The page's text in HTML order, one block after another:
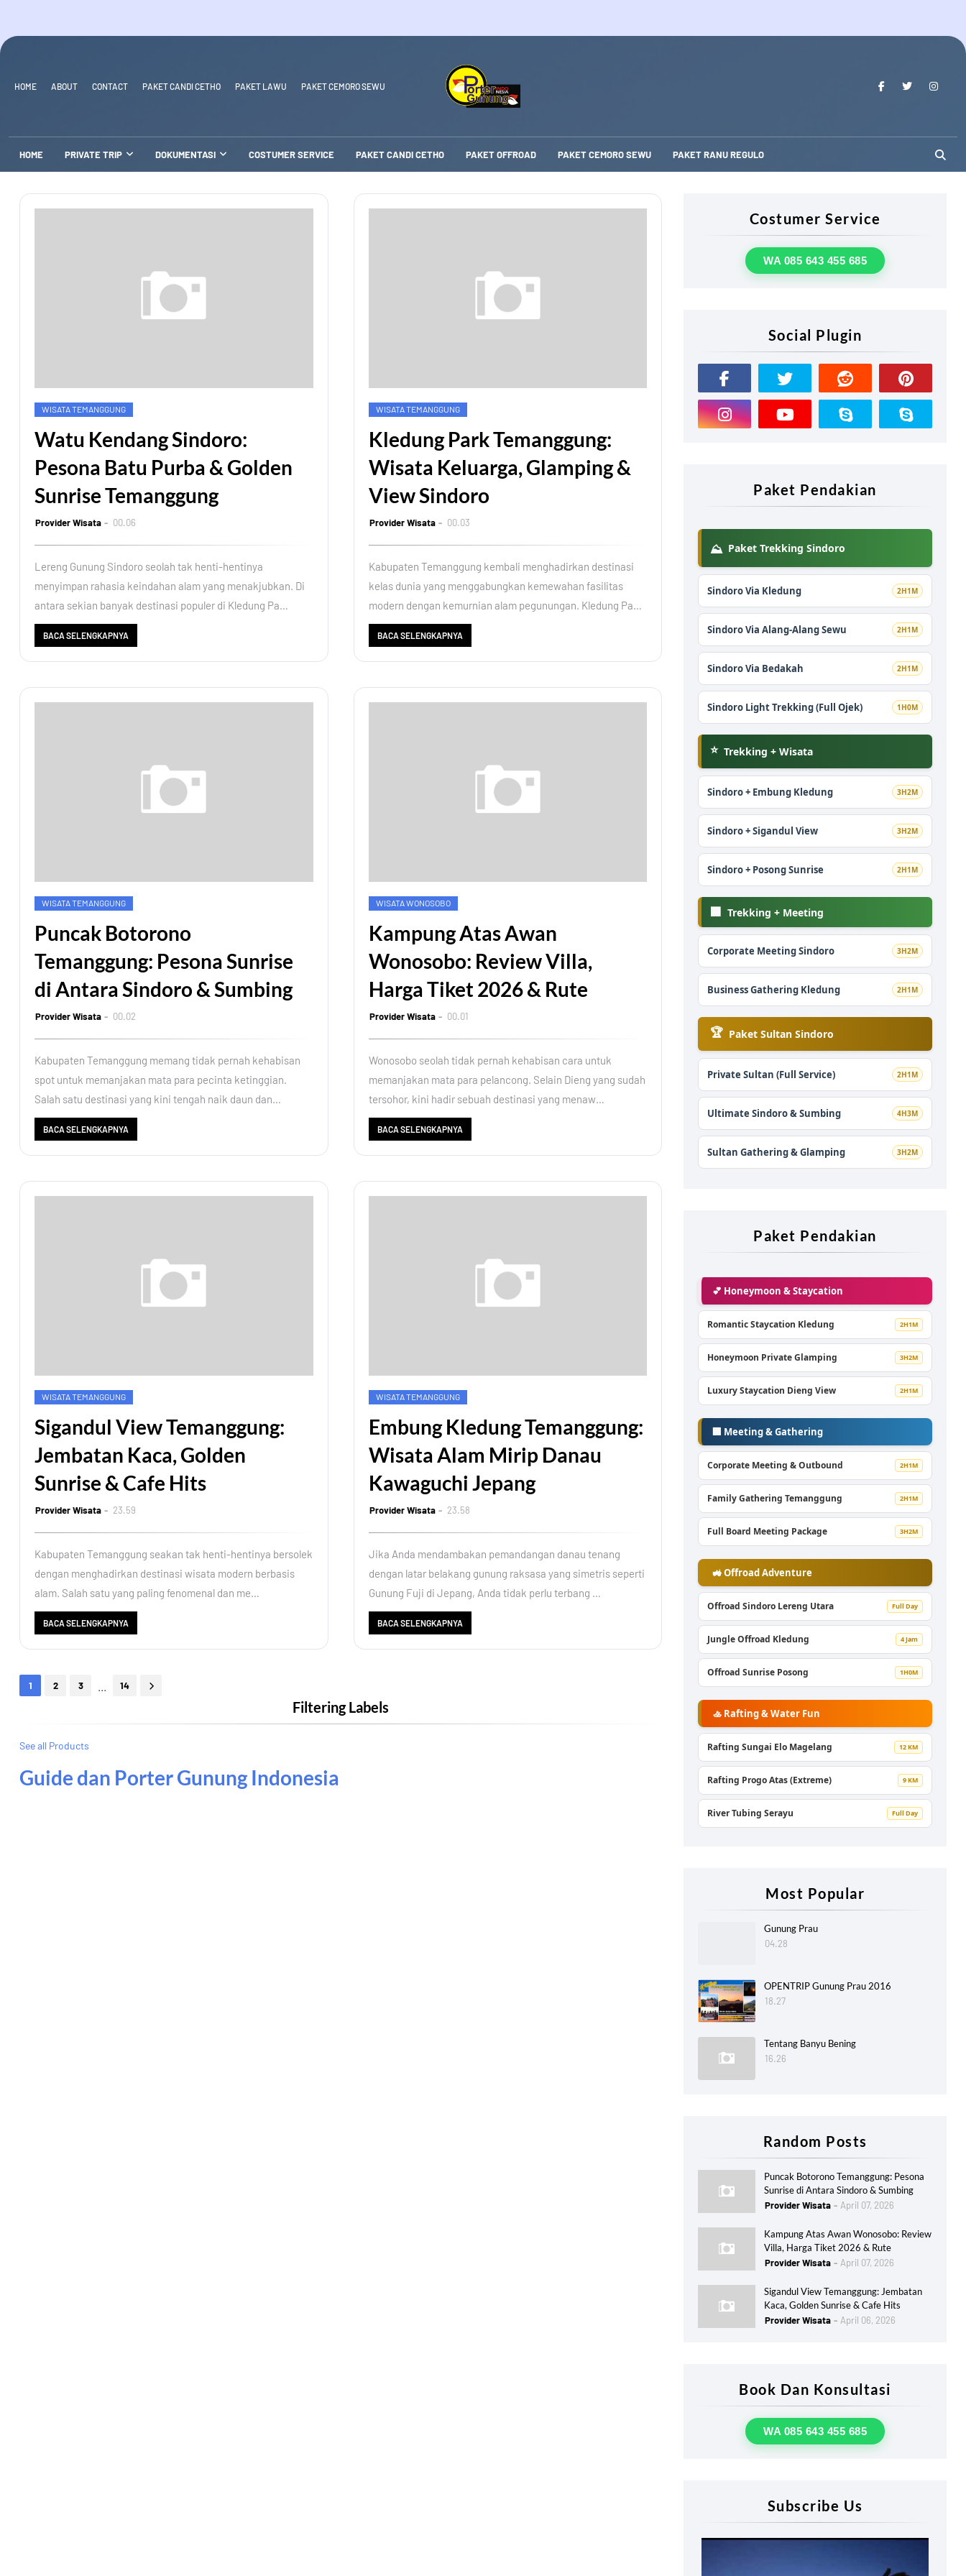
HOME ABOUT CONTACT PAKET CANDI CETHO PAKET LAWU PAKET CEMORO SEWU
HOME PRIVATE TRIP DOKUMENTASI COSTUMER SERVICE PAKET CANDI CETHO PAKET OFFROAD PAKET CEMORO SEWU PAKET RANU REGULO
WISATA TEMANGGUNG
Watu Kendang Sindoro:
Pesona Batu Purba & Golden
Sunrise Temanggung
Provider Wisata 00.06
Lereng Gunung Sindoro seolah tak henti-hentinya
menyimpan rahasia keindahan alam yang menakjubkan. Di
antara sekian banyak destinasi populer di Kledung Pa…
BACA SELENGKAPNYA
WISATA TEMANGGUNG
Kledung Park Temanggung:
Wisata Keluarga, Glamping &
View Sindoro
Provider Wisata 00.03
Kabupaten Temanggung kembali menghadirkan destinasi
kelas dunia yang menggabungkan kemewahan fasilitas
modern dengan kemurnian alam pegunungan. Kledung Pa…
BACA SELENGKAPNYA
WISATA TEMANGGUNG
Puncak Botorono
Temanggung: Pesona Sunrise
di Antara Sindoro & Sumbing
Provider Wisata 00.02
Kabupaten Temanggung memang tidak pernah kehabisan
spot untuk memanjakan mata para pecinta ketinggian.
Salah satu destinasi yang kini tengah naik daun dan…
BACA SELENGKAPNYA
WISATA WONOSOBO
Kampung Atas Awan
Wonosobo: Review Villa,
Harga Tiket 2026 & Rute
Provider Wisata 00.01
Wonosobo seolah tidak pernah kehabisan cara untuk
memanjakan mata para pelancong. Selain Dieng yang sudah
tersohor, kini hadir sebuah destinasi yang menaw…
BACA SELENGKAPNYA
WISATA TEMANGGUNG
Sigandul View Temanggung:
Jembatan Kaca, Golden
Sunrise & Cafe Hits
Provider Wisata 23.59
Kabupaten Temanggung seakan tak henti-hentinya bersolek
dengan menghadirkan destinasi wisata modern berbasis
alam. Salah satu yang paling fenomenal dan me…
BACA SELENGKAPNYA
WISATA TEMANGGUNG
Embung Kledung Temanggung:
Wisata Alam Mirip Danau
Kawaguchi Jepang
Provider Wisata 23.58
Jika Anda mendambakan pemandangan danau tenang
dengan latar belakang gunung raksasa yang simetris seperti
Gunung Fuji di Jepang, Anda tidak perlu terbang …
BACA SELENGKAPNYA
1 2 3 14
Filtering Labels
See all Products
Guide dan Porter Gunung Indonesia
Costumer Service
WA 085 643 455 685
Social Plugin
Paket Pendakian
⛰️ Paket Trekking Sindoro
Sindoro Via Kledung 2H1M
Sindoro Via Alang-Alang Sewu 2H1M
Sindoro Via Bedakah 2H1M
Sindoro Light Trekking (Full Ojek) 1H0M
⭐ Trekking + Wisata
Sindoro + Embung Kledung 3H2M
Sindoro + Sigandul View 3H2M
Sindoro + Posong Sunrise 2H1M
🏢 Trekking + Meeting
Corporate Meeting Sindoro 3H2M
Business Gathering Kledung 2H1M
🏆 Paket Sultan Sindoro
Private Sultan (Full Service) 2H1M
Ultimate Sindoro & Sumbing 4H3M
Sultan Gathering & Glamping 3H2M
Paket Pendakian
💕 Honeymoon & Staycation
Romantic Staycation Kledung 2H1M
Honeymoon Private Glamping 3H2M
Luxury Staycation Dieng View 2H1M
🏢 Meeting & Gathering
Corporate Meeting & Outbound 2H1M
Family Gathering Temanggung 2H1M
Full Board Meeting Package 3H2M
🚜 Offroad Adventure
Offroad Sindoro Lereng Utara Full Day
Jungle Offroad Kledung 4 Jam
Offroad Sunrise Posong 1H0M
🚣 Rafting & Water Fun
Rafting Sungai Elo Magelang 12 KM
Rafting Progo Atas (Extreme) 9 KM
River Tubing Serayu Full Day
Most Popular
Gunung Prau
04.28
OPENTRIP Gunung Prau 2016
18.27
Tentang Banyu Bening
16.26
Random Posts
Puncak Botorono Temanggung: Pesona
Sunrise di Antara Sindoro & Sumbing
Provider Wisata
April 07, 2026
Kampung Atas Awan Wonosobo: Review
Villa, Harga Tiket 2026 & Rute
Provider Wisata
April 07, 2026
Sigandul View Temanggung: Jembatan
Kaca, Golden Sunrise & Cafe Hits
Provider Wisata
April 06, 2026
Book Dan Konsultasi
WA 085 643 455 685
Subscribe Us